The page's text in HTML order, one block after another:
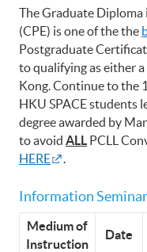
The Graduate Diploma
(CPE) is one of the the
Postgraduate
to qualifying as either
Kong. Continue to the
HKU SPACE students
degree awarded by
to avoid ALL PCLL
HERE
.
Information
Medium of
Instruction
Date